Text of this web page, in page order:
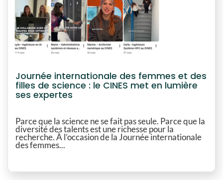
Journée internationale des femmes et des
filles de science : le CINES met en lumière
ses expertes
Parce que la science ne se fait pas seule. Parce que la
diversité des talents est une richesse pour la
recherche. À l’occasion de la Journée internationale
des femmes...